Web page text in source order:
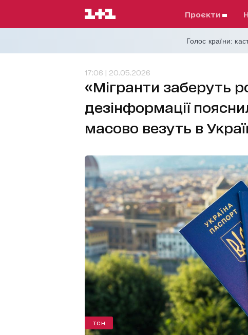
проєкти
Голос країни:
17:06 | 20.05.2026
«Мігранти заберуть
дезінформації
масово везуть в
ТСН